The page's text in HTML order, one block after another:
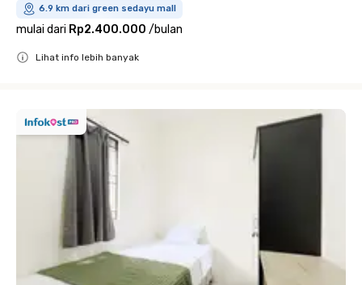
6.9 km dari green sedayu mall
mulai dari Rp2.400.000 /bulan
Lihat info lebih banyak